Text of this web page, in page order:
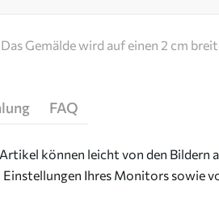
Gemälde wird auf einen 2 cm
FAQ
können leicht von den Bildern
Ihres Monitors sowie